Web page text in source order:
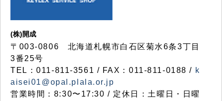
(株)開成
〒003-0806 北海道札幌市白石区菊水6条3丁目
3番25号
TEL：011-811-3561 / FAX：011-811-0188 / k
aisei01@opal.plala.or.jp
営業時間：8:30〜17:30 / 定休日：土曜日・日曜